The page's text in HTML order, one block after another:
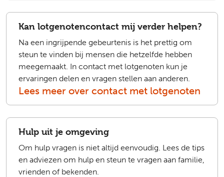
Kan lotgenotencontact mij verder helpen?
Na een ingrijpende gebeurtenis is het prettig om
steun te vinden bij mensen die hetzelfde hebben
meegemaakt. In contact met lotgenoten kun je
ervaringen delen en vragen stellen aan anderen.
Lees meer over contact met lotgenoten
Hulp uit je omgeving
Om hulp vragen is niet altijd eenvoudig. Lees de tips
en adviezen om hulp en steun te vragen aan familie,
vrienden of bekenden.